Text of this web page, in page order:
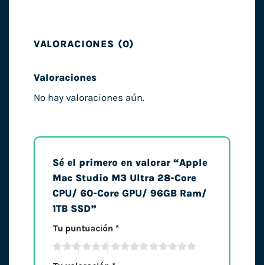
VALORACIONES (0)
Valoraciones
No hay valoraciones aún.
Sé el primero en valorar “Apple
Mac Studio M3 Ultra 28-Core
CPU/ 60-Core GPU/ 96GB Ram/
1TB SSD”
Tu puntuación *